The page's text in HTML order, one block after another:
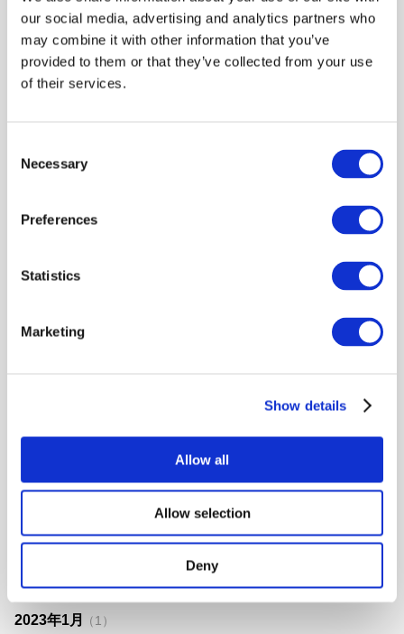
our social media, advertising and analytics partners who
may combine it with other information that you’ve
provided to them or that they’ve collected from your use
of their services.
Selection
Necessary
Preferences
Statistics
Marketing
Show details
Allow all
Allow selection
Deny
（2）
2025年2月（1）
2025年1月（1）
2024年10月
2024年7月
2024年3月（2）
2023年7月（2）
2023年3月（1）
2023年1月 （1）